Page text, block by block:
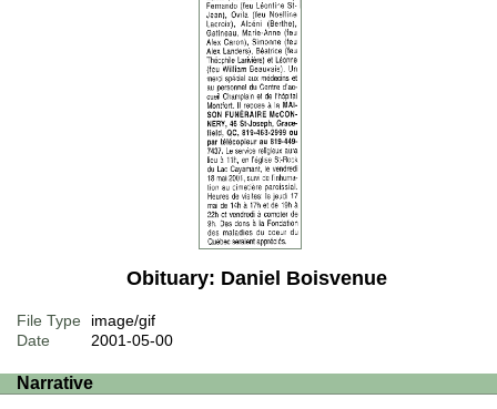
Obituary: Daniel Boisvenue
File Type
image/gif
Date
2001-05-00
Narrative